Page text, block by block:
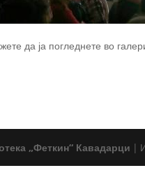
да ја погледнете во
„Феткин“ Кавадарци |